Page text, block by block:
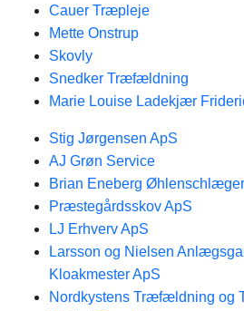
Cauer Træpleje
Mette Onstrup
Skovly
Snedker Træfældning
Marie Louise Ladekjær
Stig Jørgensen ApS
AJ Grøn Service
Brian Eneberg Øhlenschlæger
Præstegårdsskov ApS
LJ Erhverv ApS
Larsson og Nielsen
Kloakmester ApS
Nordkystens Træfældning og